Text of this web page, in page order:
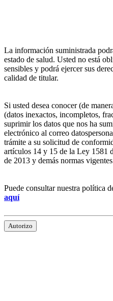
La información suministrada
estado de salud. Usted no está
sensibles y podrá ejercer sus
calidad de titular.
Si usted desea conocer (de
(datos inexactos, incompletos,
suprimir los datos que nos ha
electrónico al correo
trámite a su solicitud de
artículos 14 y 15 de la Ley 1581
de 2013 y demás normas
Puede consultar nuestra política
aquí
Autorizo